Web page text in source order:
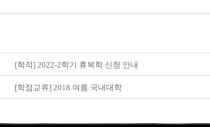
[학적] 2022-2학기 휴복학 신청 안내
[학점교류] 2018 여름 국내대학